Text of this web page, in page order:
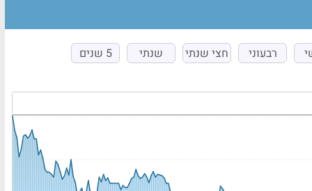
רבעוני חצי שנתי שנתי 5 שנים